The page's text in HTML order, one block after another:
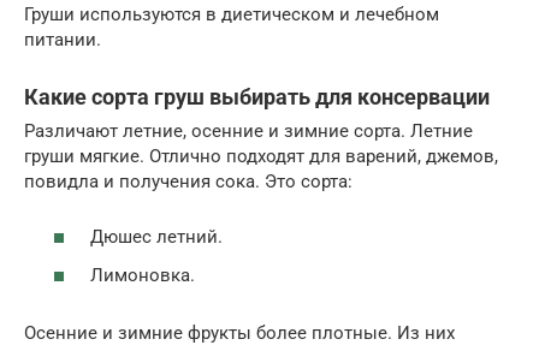
Груши используются в диетическом и лечебном
питании.
Какие сорта груш выбирать для консервации
Различают летние, осенние и зимние сорта. Летние
груши мягкие. Отлично подходят для варений, джемов,
повидла и получения сока. Это сорта:
Дюшес летний.
Лимоновка.
Осенние и зимние фрукты более плотные. Из них